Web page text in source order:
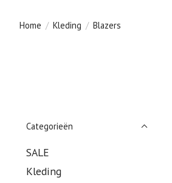
Home / Kleding / Blazers
Categorieën
SALE
Kleding